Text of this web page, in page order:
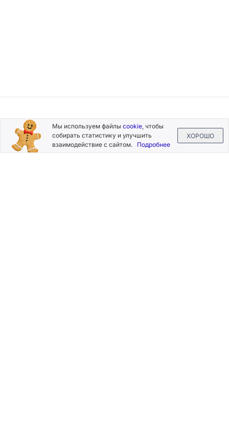
Подписывайтесь
на новости и акции
Мы используем файлы cookie, чтобы
собирать статистику и улучшить
взаимодействие с сайтом. Подробнее
ХОРОШО